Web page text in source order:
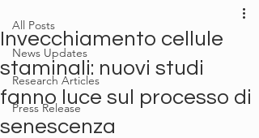
All Posts
News Updates
Research Articles
Press Release
Invecchiamento cellule
staminali: nuovi studi
fanno luce sul processo di
senescenza